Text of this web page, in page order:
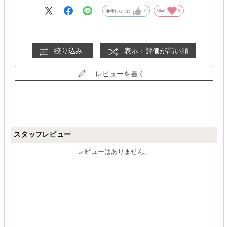
参考になった 0 Like! 0
絞り込み 表示：評価が高い順
レビューを書く
スタッフレビュー
レビューはありません。